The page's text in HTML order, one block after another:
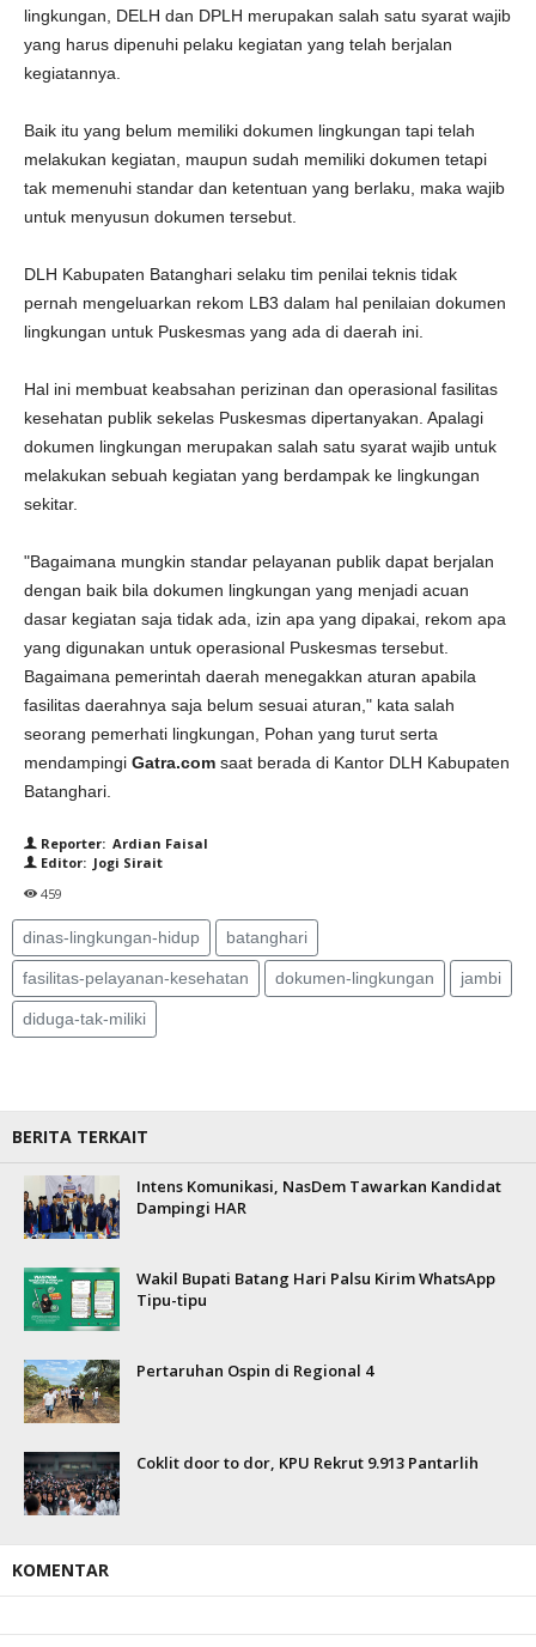
lingkungan, DELH dan DPLH merupakan salah satu syarat wajib
yang harus dipenuhi pelaku kegiatan yang telah berjalan
kegiatannya.
Baik itu yang belum memiliki dokumen lingkungan tapi telah
melakukan kegiatan, maupun sudah memiliki dokumen tetapi
tak memenuhi standar dan ketentuan yang berlaku, maka wajib
untuk menyusun dokumen tersebut.
DLH Kabupaten Batanghari selaku tim penilai teknis tidak
pernah mengeluarkan rekom LB3 dalam hal penilaian dokumen
lingkungan untuk Puskesmas yang ada di daerah ini.
Hal ini membuat keabsahan perizinan dan operasional fasilitas
kesehatan publik sekelas Puskesmas dipertanyakan. Apalagi
dokumen lingkungan merupakan salah satu syarat wajib untuk
melakukan sebuah kegiatan yang berdampak ke lingkungan
sekitar.
"Bagaimana mungkin standar pelayanan publik dapat berjalan
dengan baik bila dokumen lingkungan yang menjadi acuan
dasar kegiatan saja tidak ada, izin apa yang dipakai, rekom apa
yang digunakan untuk operasional Puskesmas tersebut.
Bagaimana pemerintah daerah menegakkan aturan apabila
fasilitas daerahnya saja belum sesuai aturan," kata salah
seorang pemerhati lingkungan, Pohan yang turut serta
mendampingi Gatra.com saat berada di Kantor DLH Kabupaten
Batanghari.
Reporter: Ardian Faisal
Editor: Jogi Sirait
459
dinas-lingkungan-hidup batanghari
fasilitas-pelayanan-kesehatan dokumen-lingkungan jambi
diduga-tak-miliki
BERITA TERKAIT
Intens Komunikasi, NasDem Tawarkan Kandidat
Dampingi HAR
Wakil Bupati Batang Hari Palsu Kirim WhatsApp
Tipu-tipu
Pertaruhan Ospin di Regional 4
Coklit door to dor, KPU Rekrut 9.913 Pantarlih
KOMENTAR